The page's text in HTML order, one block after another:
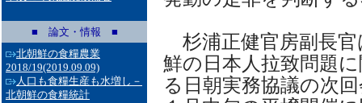
■ 論文・情報 ■
北朝鮮の食糧農業
2018/19(2019.09.09)
人口も食糧生産も水増し－
北朝鮮の食糧統計
杉浦正健官房副長官
鮮の日本人拉致問題
る日朝実務協議の次